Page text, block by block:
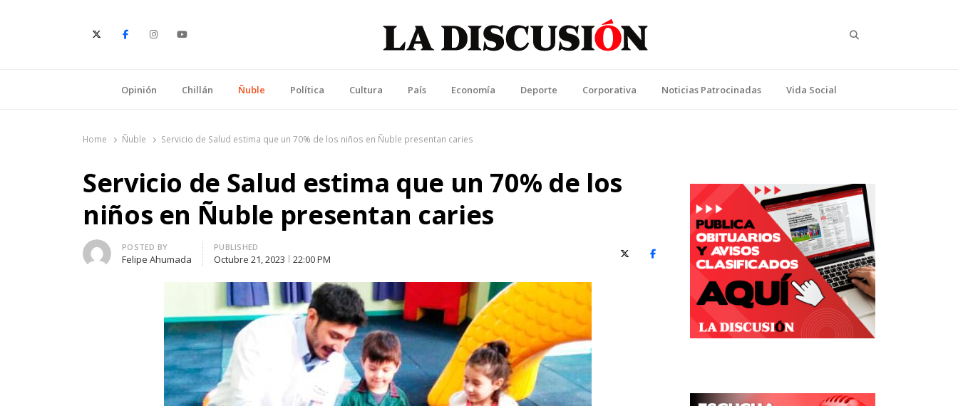
Opinión Chillán Ñuble Política Cultura País Economía Deporte Corporativa Noticias Patrocinadas Vida Social
Home Ñuble Servicio de Salud estima que un 70% de los niños en Ñuble presentan caries
Servicio de Salud estima que un 70% de los
niños en Ñuble presentan caries
Author
POSTED BY
Felipe Ahumada
PUBLISHED
Octubre 21, 2023 22:00 PM X (Twitter)Facebook